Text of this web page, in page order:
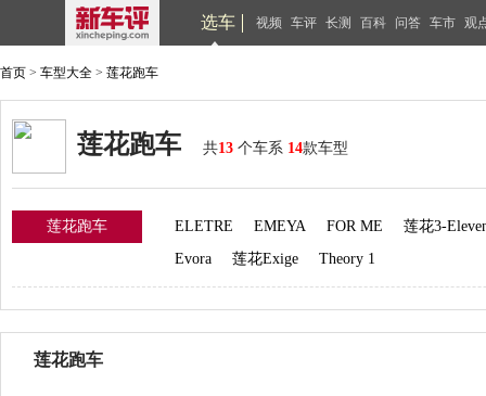
选车 视频 车评 长测 百科 问答 车市 观
首页 > 车型大全 > 莲花跑车
莲花跑车 共13 个车系 14款车型
莲花跑车 ELETRE EMEYA FOR ME
莲花3-
Evora
莲花Exige Theory 1
莲花跑车